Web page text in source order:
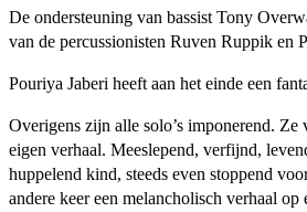
De ondersteuning van bassist Tony
van de percussionisten Ruven Ruppik en
Pouriya Jaberi heeft aan het einde een
Overigens zijn alle solo’s imponerend. Ze
eigen verhaal. Meeslepend, verfijnd,
huppelend kind, steeds even stoppend
andere keer een melancholisch verhaal op